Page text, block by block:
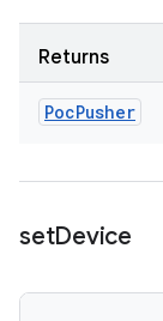
Returns
PocPusher
setDevice